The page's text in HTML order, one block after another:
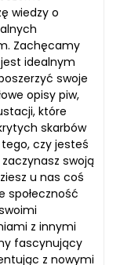
wiedzy o
Zachęcamy
idealnym
swoje
opisy piw,
które
skarbów
czy jesteś
swoją
u nas coś
społeczność
z innymi
fascynujący
z nowymi